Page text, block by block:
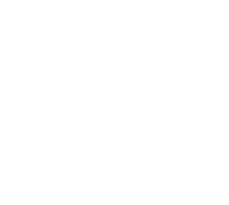
C’est aussi comprendre
ne se valent pas, et les
et de conception.
Neuf Toulouse